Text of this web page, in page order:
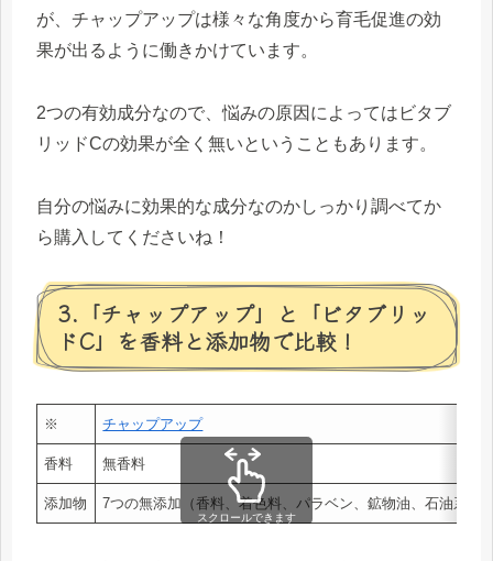
が、チャップアップは様々な角度から育毛促進の効
果が出るように働きかけています。
2つの有効成分なので、悩みの原因によってはビタブ
リッドCの効果が全く無いということもあります。
自分の悩みに効果的な成分なのかしっかり調べてか
ら購入してくださいね！
3.「チャップアップ」と「ビタブリッ
ドC」を香料と添加物で比較！
※ チャップアップ
香料 無香料
添加物 7つの無添加（香料、着色料、パラベン、鉱物油、石油系界
スクロールできます